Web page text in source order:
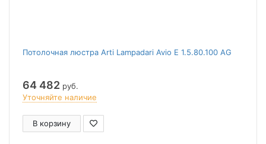
Потолочная люстра Arti Lampadari Avio E 1.5.80.100 AG
64 482 руб.
Уточняйте наличие
В корзину